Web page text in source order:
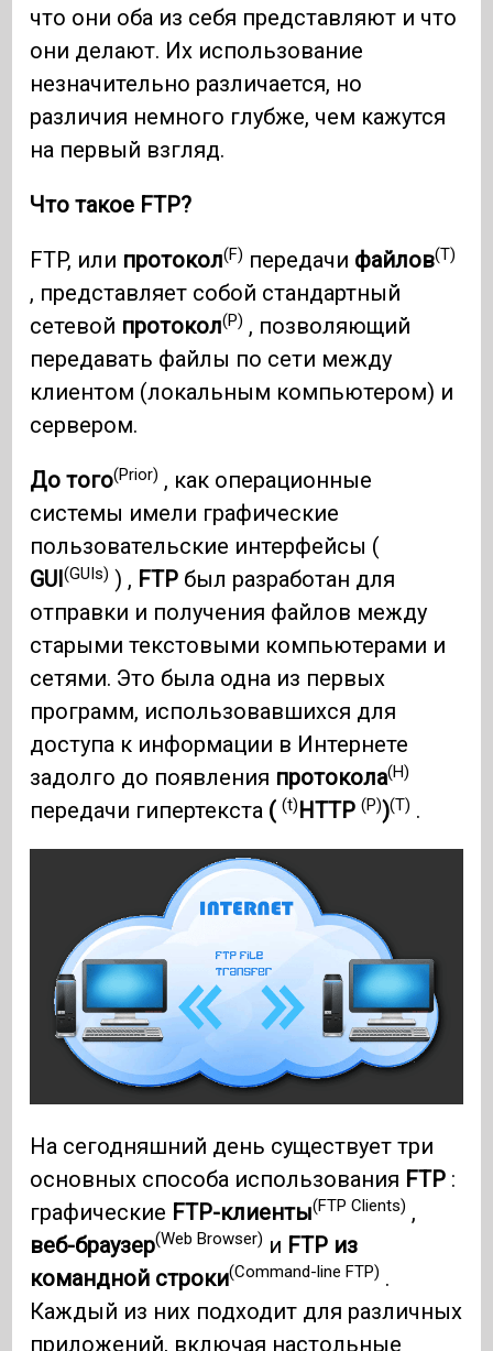
что они оба из себя представляют и что
они делают. Их использование
незначительно различается, но
различия немного глубже, чем кажутся
на первый взгляд.
Что такое FTP?
FTP, или протокол(F) передачи файлов(T)
, представляет собой стандартный
сетевой протокол(P) , позволяющий
передавать файлы по сети между
клиентом (локальным компьютером) и
сервером.
До того(Prior) , как операционные
системы имели графические
пользовательские интерфейсы (
GUI(GUIs) ) , FTP был разработан для
отправки и получения файлов между
старыми текстовыми компьютерами и
сетями. Это была одна из первых
программ, использовавшихся для
доступа к информации в Интернете
задолго до появления протокола(H)
передачи гипертекста ((t)HTTP(P))(T) .
На сегодняшний день существует три
основных способа использования FTP :
графические FTP-клиенты(FTP Clients) ,
веб-браузер(Web Browser) и FTP из
командной строки(Command-line FTP) .
Каждый из них подходит для различных
приложений, включая настольные